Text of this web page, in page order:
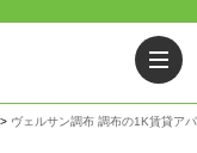
ヴェルサン調布 調布の1K賃貸ア